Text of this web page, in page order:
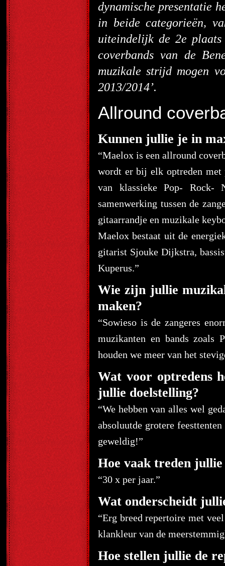
dynamische presentatie
in beide categorieën,
uiteindelijk de 2e
coverbands van de
muzikale strijd mogen
2013/2014’.
Allround
Kunnen jullie je in
“Maelox is een allround
wordt er bij elk optreden met
van klassieke Pop- Rock-
samenwerking tussen de
gitaarrandje en muzikale
Maelox bestaat uit de
gitarist Sjouke Dijkstra,
Kuperus.”
Wie zijn jullie
maken?
“Sowieso is de zangeres
muzikanten en bands zoals
houden we meer van het
Wat voor optredens
jullie doelstelling?
“We hebben van alles wel
absoluutde grotere
geweldig!”
Hoe vaak treden
“30 x per jaar.”
Wat onderscheidt
“Erg breed repertoire met
klankleur van de
Hoe stellen jullie de